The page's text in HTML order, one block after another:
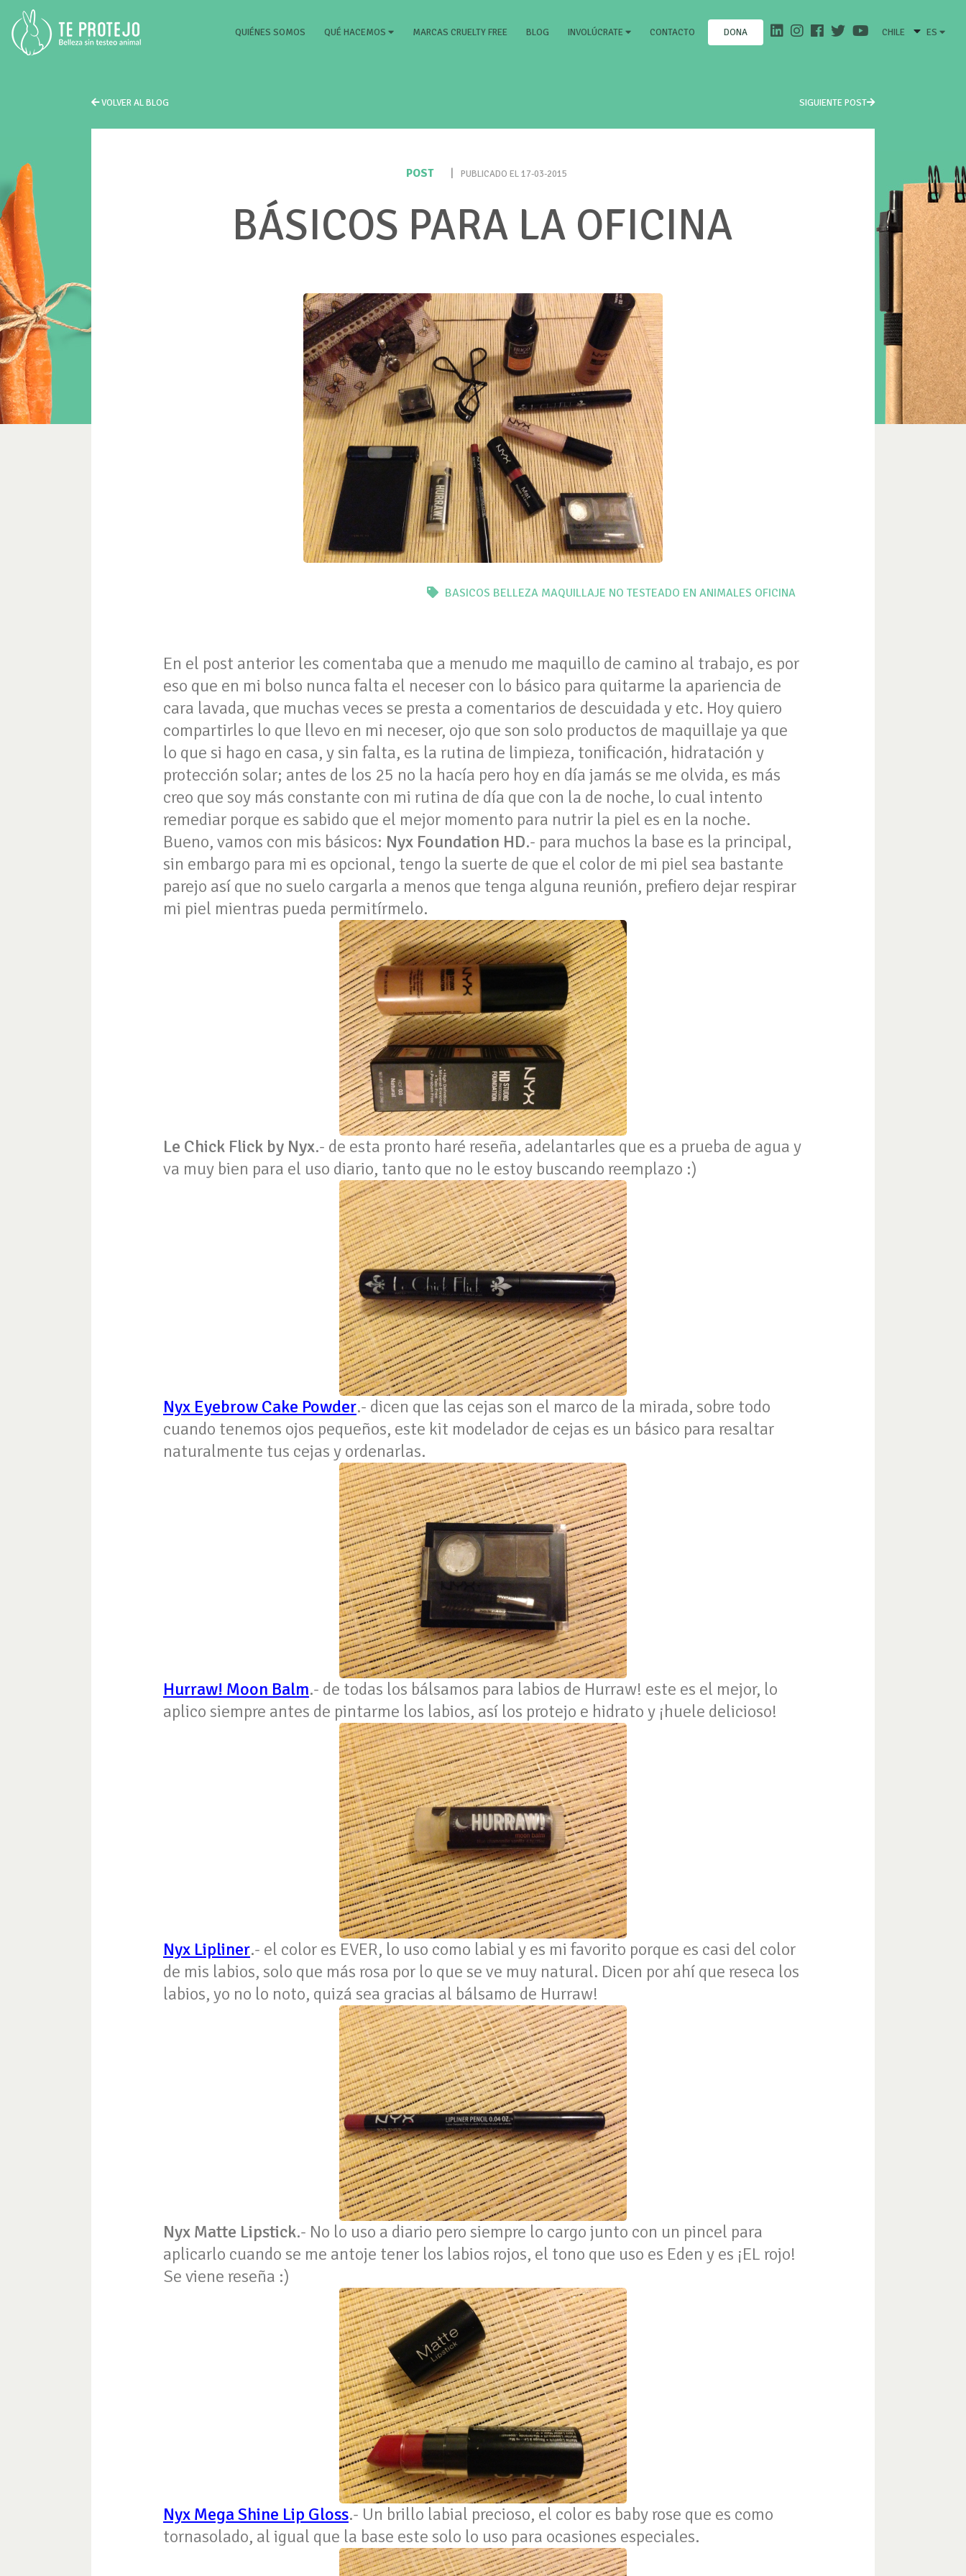
QUIÉNES SOMOS (CURRENT)
QUÉ HACEMOS MARCAS CRUELTY FREE BLOG INVOLÚCRATE CONTACTO DONA CHILE ES
VOLVER AL BLOG SIGUIENTE POST
POST PUBLICADO EL 17-03-2015
BÁSICOS PARA LA OFICINA
BASICOS BELLEZA MAQUILLAJE NO TESTEADO EN ANIMALES OFICINA
En el post anterior les comentaba que a menudo me maquillo de camino al trabajo, es por
eso que en mi bolso nunca falta el neceser con lo básico para quitarme la apariencia de
cara lavada, que muchas veces se presta a comentarios de descuidada y etc. Hoy quiero
compartirles lo que llevo en mi neceser, ojo que son solo productos de maquillaje ya que
lo que si hago en casa, y sin falta, es la rutina de limpieza, tonificación, hidratación y
protección solar; antes de los 25 no la hacía pero hoy en día jamás se me olvida, es más
creo que soy más constante con mi rutina de día que con la de noche, lo cual intento
remediar porque es sabido que el mejor momento para nutrir la piel es en la noche.
Bueno, vamos con mis básicos: Nyx Foundation HD.- para muchos la base es la principal,
sin embargo para mi es opcional, tengo la suerte de que el color de mi piel sea bastante
parejo así que no suelo cargarla a menos que tenga alguna reunión, prefiero dejar respirar
mi piel mientras pueda permitírmelo.
Le Chick Flick by Nyx.- de esta pronto haré reseña, adelantarles que es a prueba de agua y
va muy bien para el uso diario, tanto que no le estoy buscando reemplazo :)
Nyx Eyebrow Cake Powder.- dicen que las cejas son el marco de la mirada, sobre todo
cuando tenemos ojos pequeños, este kit modelador de cejas es un básico para resaltar
naturalmente tus cejas y ordenarlas.
Hurraw! Moon Balm.- de todas los bálsamos para labios de Hurraw! este es el mejor, lo
aplico siempre antes de pintarme los labios, así los protejo e hidrato y ¡huele delicioso!
Nyx Lipliner.- el color es EVER, lo uso como labial y es mi favorito porque es casi del color
de mis labios, solo que más rosa por lo que se ve muy natural. Dicen por ahí que reseca los
labios, yo no lo noto, quizá sea gracias al bálsamo de Hurraw!
Nyx Matte Lipstick.- No lo uso a diario pero siempre lo cargo junto con un pincel para
aplicarlo cuando se me antoje tener los labios rojos, el tono que uso es Eden y es ¡EL rojo!
Se viene reseña :)
Nyx Mega Shine Lip Gloss.- Un brillo labial precioso, el color es baby rose que es como
tornasolado, al igual que la base este solo lo uso para ocasiones especiales.